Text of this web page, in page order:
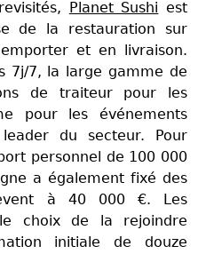
Planet Sushi est
de la restauration sur
et en livraison.
7j/7, la large gamme de
de traiteur pour les
pour les événements
du secteur. Pour
personnel de 100 000
a également fixé des
à 40 000 €. Les
choix de la rejoindre
initiale de douze